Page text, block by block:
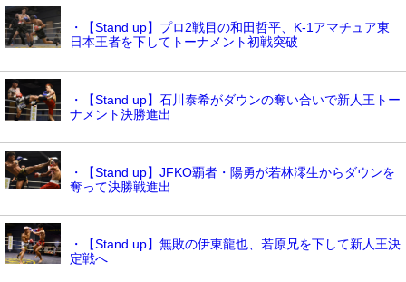
・【Stand up】プロ2戦目の和田哲平、K-1アマチュア東
日本王者を下してトーナメント初戦突破
・【Stand up】石川泰希がダウンの奪い合いで新人王トー
ナメント決勝進出
・【Stand up】JFKO覇者・陽勇が若林澪生からダウンを
奪って決勝戦進出
・【Stand up】無敗の伊東龍也、若原兄を下して新人王決
定戦へ